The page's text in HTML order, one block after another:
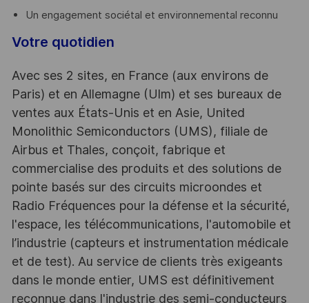
Un engagement sociétal et environnemental reconnu
Votre quotidien
Avec ses 2 sites, en France (aux environs de
Paris) et en Allemagne (Ulm) et ses bureaux de
ventes aux États-Unis et en Asie, United
Monolithic Semiconductors (UMS), filiale de
Airbus et Thales, conçoit, fabrique et
commercialise des produits et des solutions de
pointe basés sur des circuits microondes et
Radio Fréquences pour la défense et la sécurité,
l'espace, les télécommunications, l'automobile et
l’industrie (capteurs et instrumentation médicale
et de test). Au service de clients très exigeants
dans le monde entier, UMS est définitivement
reconnue dans l'industrie des semi-conducteurs